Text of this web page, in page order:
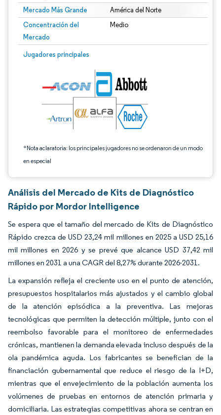
Mercado Más Grande América del Norte
Concentración del
Mercado
Medio
Jugadores principales
*Nota aclaratoria: los principales jugadores no se ordenaron de un modo
en especial
Imagen © Mordor Intelligence. El uso requiere atribución según CC BY 4.0.
Análisis del Mercado de Kits de Diagnóstico
Rápido por Mordor Intelligence
Se espera que el tamaño del mercado de Kits de Diagnóstico
Rápido crezca de USD 23,24 mil millones en 2025 a USD 25,16
mil millones en 2026 y se prevé que alcance USD 37,42 mil
millones en 2031 a una CAGR del 8,27% durante 2026-2031.
La expansión refleja el creciente uso en el punto de atención,
presupuestos hospitalarios más ajustados y el cambio global
de la atención episódica a la preventiva. Las mejoras
tecnológicas que permiten la detección múltiple, junto con el
reembolso favorable para el monitoreo de enfermedades
crónicas, mantienen la demanda elevada incluso después de la
ola pandémica aguda. Los fabricantes se benefician de la
financiación gubernamental que reduce el riesgo de la I+D,
mientras que el envejecimiento de la población aumenta los
volúmenes de pruebas en entornos de atención primaria y
domiciliaria. Las estrategias competitivas ahora se centran en